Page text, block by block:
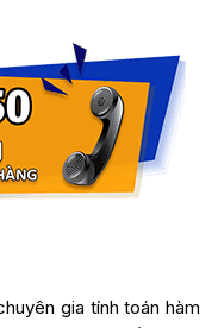
gia tính toán hàm